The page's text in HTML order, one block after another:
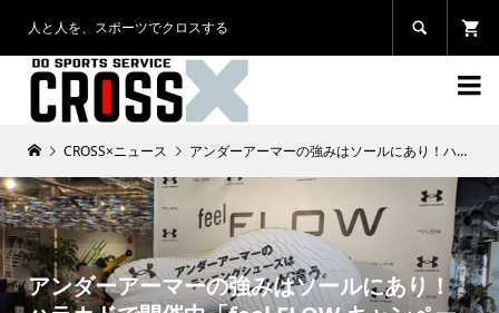
人と人を、スポーツでクロスする 

CROSS×ニュース アンダーアーマーの強みはソールにあり！ハラカドで開催中「feel FLOW キャンペーン」レポート｜キャンペーン期間は2024年9月10日（火）まで！
アンダーアーマーの強みはソールにあり！